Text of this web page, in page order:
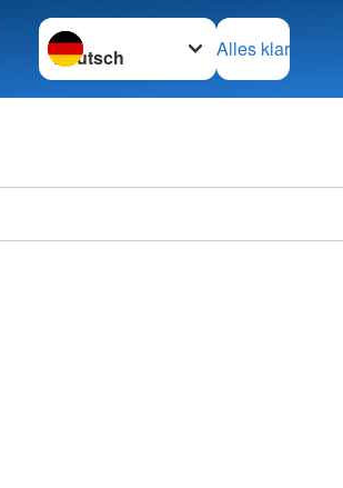
Sprache wechseln zu
Alles klar